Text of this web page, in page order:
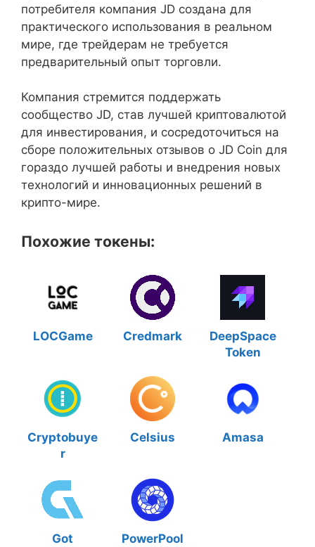
потребителя компания JD создана для
практического использования в реальном
мире, где трейдерам не требуется
предварительный опыт торговли.
Компания стремится поддержать
сообщество JD, став лучшей криптовалютой
для инвестирования, и сосредоточиться на
сборе положительных отзывов о JD Coin для
гораздо лучшей работы и внедрения новых
технологий и инновационных решений в
крипто-мире.
Похожие токены:
LOCGame Credmark
DeepSpace
Token
Cryptobuye
r
Celsius Amasa
Got
PowerPool